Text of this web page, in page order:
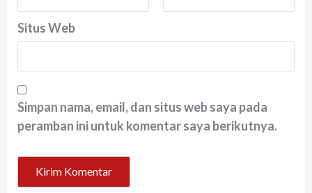
Situs Web
Simpan nama, email, dan situs web saya pada
peramban ini untuk komentar saya berikutnya.